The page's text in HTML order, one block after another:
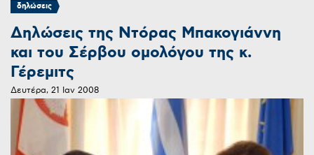
δηλώσεις
Δηλώσεις της Ντόρας Μπακογιάννη
και του Σέρβου ομολόγου της κ.
Γέρεμιτς
Δευτέρα, 21 Ιαν 2008